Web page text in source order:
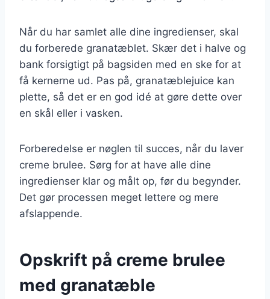
Når du har samlet alle dine ingredienser, skal
du forberede granatæblet. Skær det i halve og
bank forsigtigt på bagsiden med en ske for at
få kernerne ud. Pas på, granatæblejuice kan
plette, så det er en god idé at gøre dette over
en skål eller i vasken.
Forberedelse er nøglen til succes, når du laver
creme brulee. Sørg for at have alle dine
ingredienser klar og målt op, før du begynder.
Det gør processen meget lettere og mere
afslappende.
Opskrift på creme brulee
med granatæble